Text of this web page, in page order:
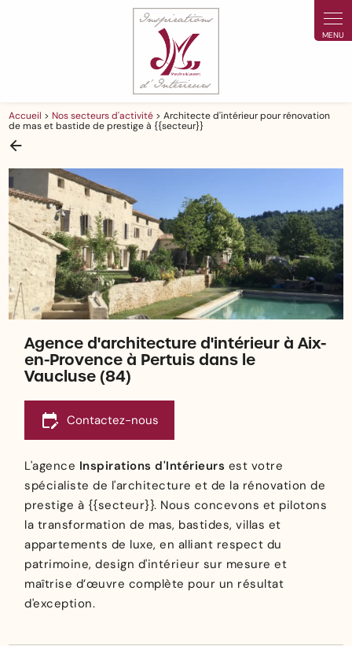
Accueil > Nos secteurs d'activité > Architecte d'intérieur pour rénovation
de mas et bastide de prestige à {{secteur}}
Agence d'architecture d'intérieur à Aix-
en-Provence à Pertuis dans le
Vaucluse (84)
edit_calendar Contactez-nous
L'agence Inspirations d'Intérieurs est votre
spécialiste de l'architecture et de la rénovation de
prestige à {{secteur}}. Nous concevons et pilotons
la transformation de mas, bastides, villas et
appartements de luxe, en alliant respect du
patrimoine, design d'intérieur sur mesure et
maîtrise d’œuvre complète pour un résultat
d'exception.
Panneau de gestion des cookies